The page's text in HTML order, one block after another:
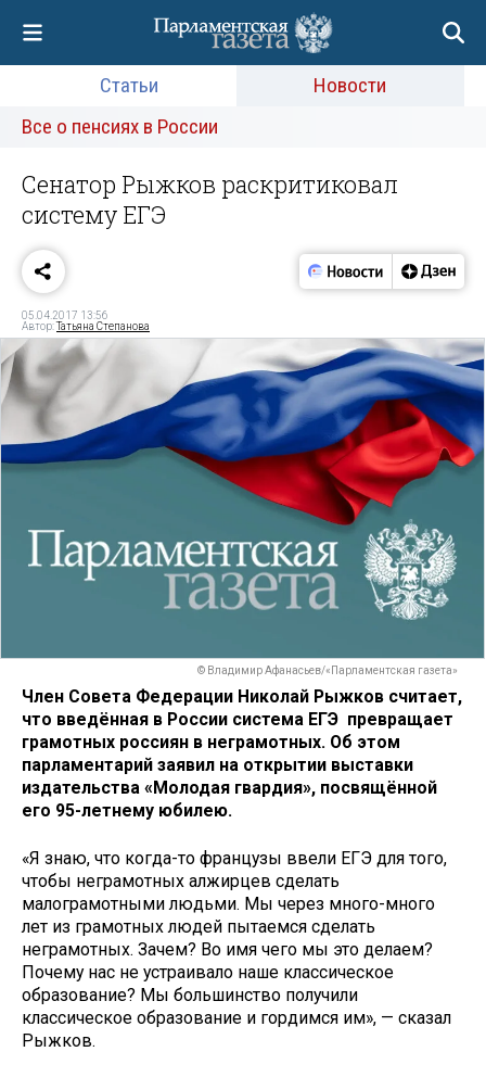
Статьи
Новости
Все о пенсиях в России
Сенатор Рыжков раскритиковал
систему ЕГЭ
05.04.2017 13:56
Автор:Татьяна Степанова
© Владимир Афанасьев/«Парламентская газета»
Член Совета Федерации Николай Рыжков считает,
что введённая в России система ЕГЭ превращает
грамотных россиян в неграмотных. Об этом
парламентарий заявил на открытии выставки
издательства «Молодая гвардия», посвящённой
его 95-летнему юбилею.
«Я знаю, что когда-то французы ввели ЕГЭ для того,
чтобы неграмотных алжирцев сделать
малограмотными людьми. Мы через много-много
лет из грамотных людей пытаемся сделать
неграмотных. Зачем? Во имя чего мы это делаем?
Почему нас не устраивало наше классическое
образование? Мы большинство получили
классическое образование и гордимся им», — сказал
Рыжков.